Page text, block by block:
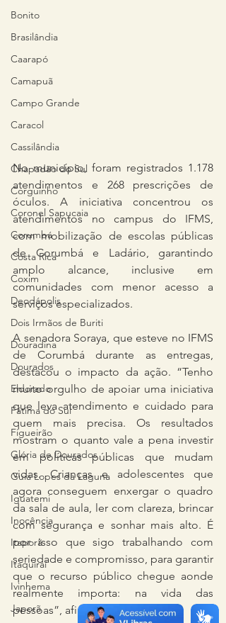
Bonito
Brasilândia
Caarapó
Camapuã
Campo Grande
Caracol
Cassilândia
Chapadão do Sul
Corguinho
Coronel Sapucaia
Corumbá
Costa Rica
Coxim
Deodápolis
Dois Irmãos de Buriti
Douradina
Dourados
Eldorado
Fátima do Sul
Figueirão
Glória de Dourados
Guia Lopes da Laguna
Iguatemi
Inocência
Itaporã
Itaquiraí
Ivinhema
Japorã
No município, foram registrados 1.178
atendimentos e 268 prescrições de
óculos. A iniciativa concentrou os
atendimentos no campus do IFMS,
com mobilização de escolas públicas
de Corumbá e Ladário, garantindo
amplo alcance, inclusive em
comunidades com menor acesso a
serviços especializados.
A senadora Soraya, que esteve no IFMS
de Corumbá durante as entregas,
destacou o impacto da ação. “Tenho
muito orgulho de apoiar uma iniciativa
que leva atendimento e cuidado para
quem mais precisa. Os resultados
mostram o quanto vale a pena investir
em políticas públicas que mudam
vidas. Crianças e adolescentes que
agora conseguem enxergar o quadro
da sala de aula, ler com clareza, brincar
com segurança e sonhar mais alto. É
por isso que sigo trabalhando com
seriedade e compromisso, para garantir
que o recurso público chegue aonde
realmente importa: na vida das
pessoas”, afirmou.